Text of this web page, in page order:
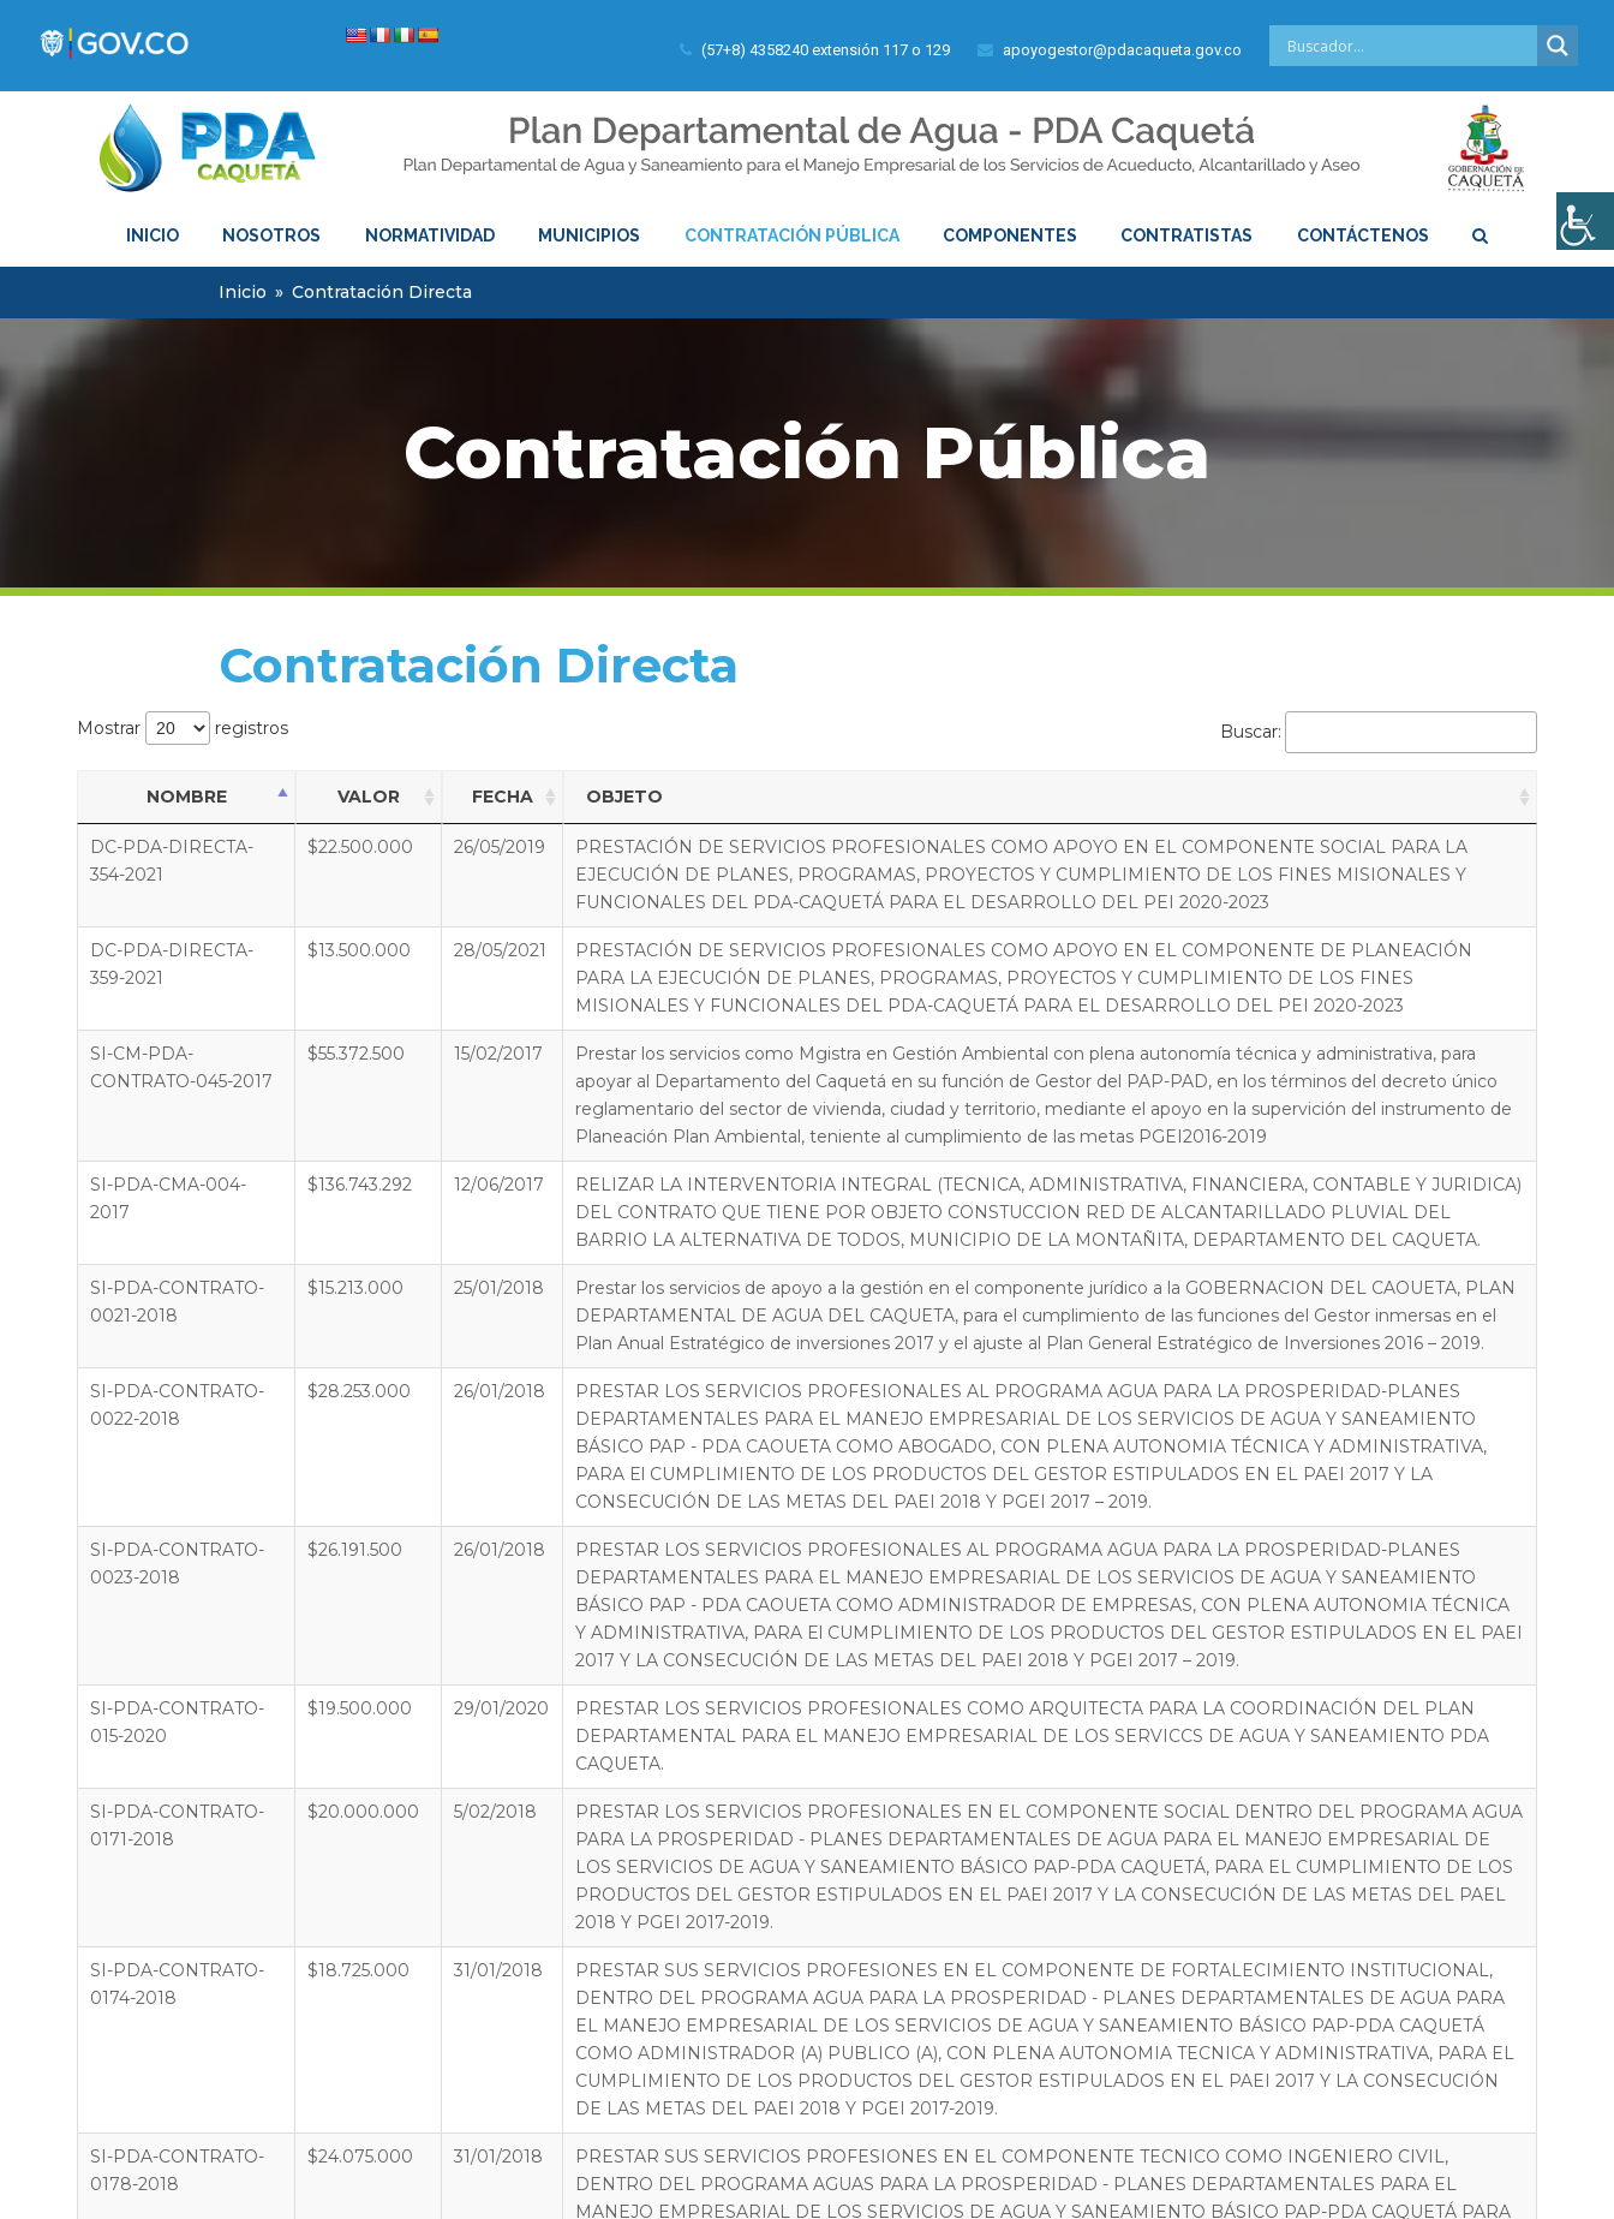
(57+8) 4358240 extensión 117 o 129 apoyogestor@pdacaqueta.gov.co
INICIO NOSOTROS NORMATIVIDAD MUNICIPIOS CONTRATACIÓN PÚBLICA COMPONENTES CONTRATISTAS CONTÁCTENOS
Inicio » Contratación Directa
Contratación Pública
Contratación Directa
Mostrar registros Buscar:
NOMBRE VALOR FECHA OBJETO
DC-PDA-DIRECTA-
354-2021
$22.500.000 26/05/2019
PRESTACIÓN DE SERVICIOS PROFESIONALES COMO APOYO EN EL COMPONENTE SOCIAL PARA LA
EJECUCIÓN DE PLANES, PROGRAMAS, PROYECTOS Y CUMPLIMIENTO DE LOS FINES MISIONALES Y
FUNCIONALES DEL PDA-CAQUETÁ PARA EL DESARROLLO DEL PEI 2020-2023
DC-PDA-DIRECTA-
359-2021
$13.500.000 28/05/2021
PRESTACIÓN DE SERVICIOS PROFESIONALES COMO APOYO EN EL COMPONENTE DE PLANEACIÓN
PARA LA EJECUCIÓN DE PLANES, PROGRAMAS, PROYECTOS Y CUMPLIMIENTO DE LOS FINES
MISIONALES Y FUNCIONALES DEL PDA-CAQUETÁ PARA EL DESARROLLO DEL PEI 2020-2023
SI-CM-PDA-
CONTRATO-045-2017
$55.372.500 15/02/2017
Prestar los servicios como Mgistra en Gestión Ambiental con plena autonomía técnica y administrativa, para
apoyar al Departamento del Caquetá en su función de Gestor del PAP-PAD, en los términos del decreto único
reglamentario del sector de vivienda, ciudad y territorio, mediante el apoyo en la supervición del instrumento de
Planeación Plan Ambiental, teniente al cumplimiento de las metas PGEI2016-2019
SI-PDA-CMA-004-
2017
$136.743.292 12/06/2017
RELIZAR LA INTERVENTORIA INTEGRAL (TECNICA, ADMINISTRATIVA, FINANCIERA, CONTABLE Y JURIDICA)
DEL CONTRATO QUE TIENE POR OBJETO CONSTUCCION RED DE ALCANTARILLADO PLUVIAL DEL
BARRIO LA ALTERNATIVA DE TODOS, MUNICIPIO DE LA MONTAÑITA, DEPARTAMENTO DEL CAQUETA.
SI-PDA-CONTRATO-
0021-2018
$15.213.000 25/01/2018
Prestar los servicios de apoyo a la gestión en el componente jurídico a la GOBERNACION DEL CAOUETA, PLAN
DEPARTAMENTAL DE AGUA DEL CAQUETA, para el cumplimiento de las funciones del Gestor inmersas en el
Plan Anual Estratégico de inversiones 2017 y el ajuste al Plan General Estratégico de Inversiones 2016 – 2019.
SI-PDA-CONTRATO-
0022-2018
$28.253.000 26/01/2018
PRESTAR LOS SERVICIOS PROFESIONALES AL PROGRAMA AGUA PARA LA PROSPERIDAD-PLANES
DEPARTAMENTALES PARA EL MANEJO EMPRESARIAL DE LOS SERVICIOS DE AGUA Y SANEAMIENTO
BÁSICO PAP - PDA CAOUETA COMO ABOGADO, CON PLENA AUTONOMIA TÉCNICA Y ADMINISTRATIVA,
PARA El CUMPLIMIENTO DE LOS PRODUCTOS DEL GESTOR ESTIPULADOS EN EL PAEI 2017 Y LA
CONSECUCIÓN DE LAS METAS DEL PAEI 2018 Y PGEI 2017 – 2019.
SI-PDA-CONTRATO-
0023-2018
$26.191.500 26/01/2018
PRESTAR LOS SERVICIOS PROFESIONALES AL PROGRAMA AGUA PARA LA PROSPERIDAD-PLANES
DEPARTAMENTALES PARA EL MANEJO EMPRESARIAL DE LOS SERVICIOS DE AGUA Y SANEAMIENTO
BÁSICO PAP - PDA CAOUETA COMO ADMINISTRADOR DE EMPRESAS, CON PLENA AUTONOMIA TÉCNICA
Y ADMINISTRATIVA, PARA El CUMPLIMIENTO DE LOS PRODUCTOS DEL GESTOR ESTIPULADOS EN EL PAEI
2017 Y LA CONSECUCIÓN DE LAS METAS DEL PAEI 2018 Y PGEI 2017 – 2019.
SI-PDA-CONTRATO-
015-2020
$19.500.000 29/01/2020
PRESTAR LOS SERVICIOS PROFESIONALES COMO ARQUITECTA PARA LA COORDINACIÓN DEL PLAN
DEPARTAMENTAL PARA EL MANEJO EMPRESARIAL DE LOS SERVICCS DE AGUA Y SANEAMIENTO PDA
CAQUETA.
SI-PDA-CONTRATO-
0171-2018
$20.000.000 5/02/2018
PRESTAR LOS SERVICIOS PROFESIONALES EN EL COMPONENTE SOCIAL DENTRO DEL PROGRAMA AGUA
PARA LA PROSPERIDAD - PLANES DEPARTAMENTALES DE AGUA PARA EL MANEJO EMPRESARIAL DE
LOS SERVICIOS DE AGUA Y SANEAMIENTO BÁSICO PAP-PDA CAQUETÁ, PARA EL CUMPLIMIENTO DE LOS
PRODUCTOS DEL GESTOR ESTIPULADOS EN EL PAEI 2017 Y LA CONSECUCIÓN DE LAS METAS DEL PAEL
2018 Y PGEI 2017-2019.
SI-PDA-CONTRATO-
0174-2018
$18.725.000 31/01/2018
PRESTAR SUS SERVICIOS PROFESIONES EN EL COMPONENTE DE FORTALECIMIENTO INSTITUCIONAL,
DENTRO DEL PROGRAMA AGUA PARA LA PROSPERIDAD - PLANES DEPARTAMENTALES DE AGUA PARA
EL MANEJO EMPRESARIAL DE LOS SERVICIOS DE AGUA Y SANEAMIENTO BÁSICO PAP-PDA CAQUETÁ
COMO ADMINISTRADOR (A) PUBLICO (A), CON PLENA AUTONOMIA TECNICA Y ADMINISTRATIVA, PARA EL
CUMPLIMIENTO DE LOS PRODUCTOS DEL GESTOR ESTIPULADOS EN EL PAEI 2017 Y LA CONSECUCIÓN
DE LAS METAS DEL PAEI 2018 Y PGEI 2017-2019.
SI-PDA-CONTRATO-
0178-2018
$24.075.000 31/01/2018
PRESTAR SUS SERVICIOS PROFESIONES EN EL COMPONENTE TECNICO COMO INGENIERO CIVIL,
DENTRO DEL PROGRAMA AGUAS PARA LA PROSPERIDAD - PLANES DEPARTAMENTALES PARA EL
MANEJO EMPRESARIAL DE LOS SERVICIOS DE AGUA Y SANEAMIENTO BÁSICO PAP-PDA CAQUETÁ PARA